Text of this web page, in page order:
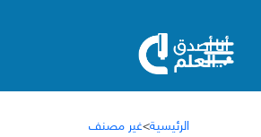
الرئيسية>غير مصنف